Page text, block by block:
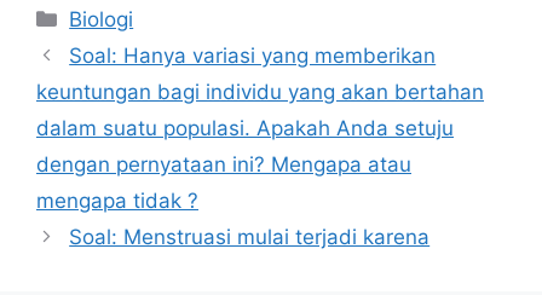
Kategori
Biologi
Soal: Hanya variasi yang memberikan
keuntungan bagi individu yang akan bertahan
dalam suatu populasi. Apakah Anda setuju
dengan pernyataan ini? Mengapa atau
mengapa tidak ?
Soal: Menstruasi mulai terjadi karena